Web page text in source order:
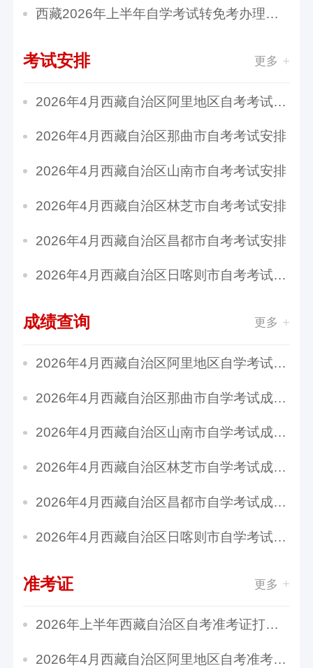
西藏2026年上半年自学考试转免考办理公告
考试安排 更多
​2026年4月西藏自治区阿里地区自考考试安排
​2026年4月西藏自治区那曲市自考考试安排
​2026年4月西藏自治区山南市自考考试安排
​2026年4月西藏自治区林芝市自考考试安排
​2026年4月西藏自治区昌都市自考考试安排
​2026年4月西藏自治区日喀则市自考考试安排
成绩查询 更多
2026年4月西藏自治区阿里地区自学考试成绩查询...
2026年4月西藏自治区那曲市自学考试成绩查询时...
2026年4月西藏自治区山南市自学考试成绩查询时...
2026年4月西藏自治区林芝市自学考试成绩查询时...
2026年4月西藏自治区昌都市自学考试成绩查询时...
2026年4月西藏自治区日喀则市自学考试成绩查询...
准考证 更多
2026年上半年西藏自治区自考准考证打印时间：4...
2026年4月西藏自治区阿里地区自考准考证打印时...